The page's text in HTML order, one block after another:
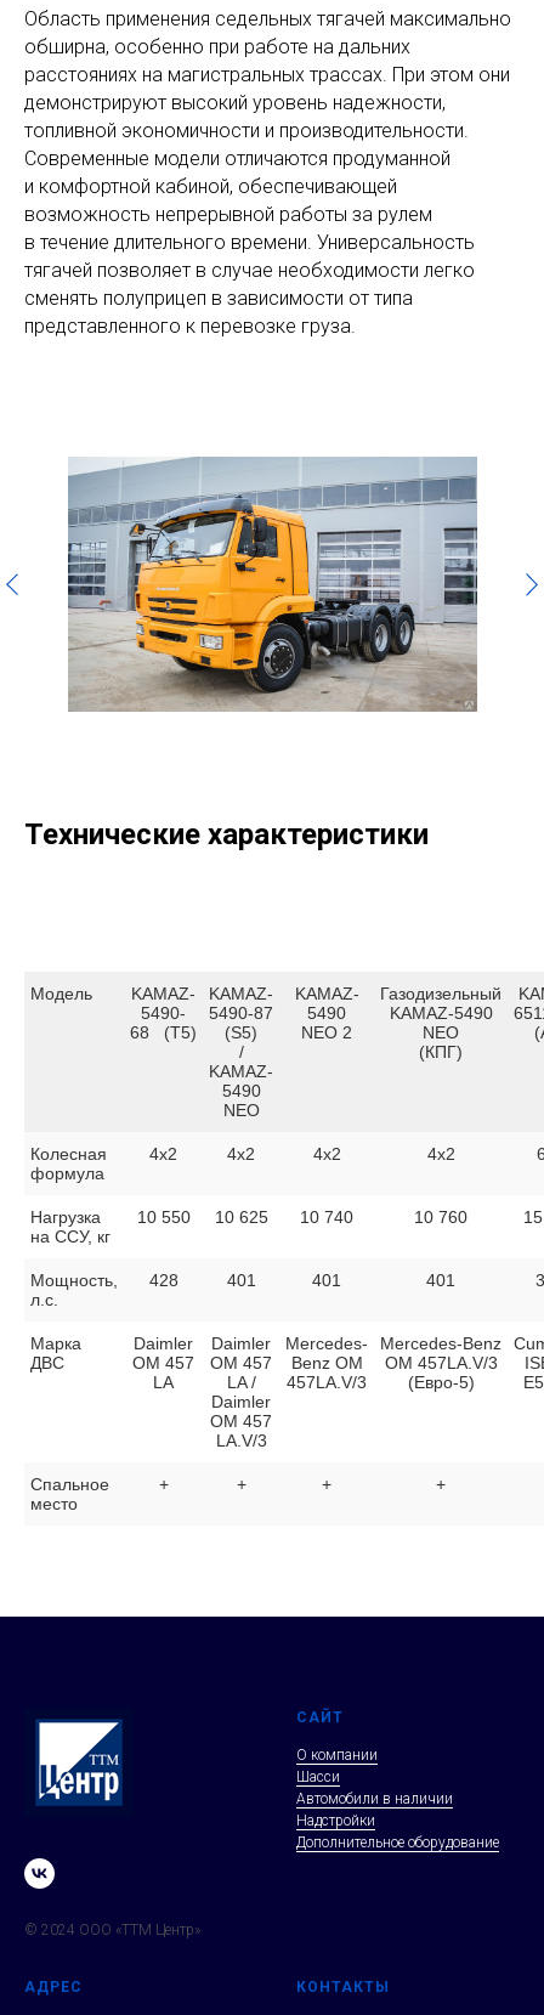
Область применения седельных тягачей максимально
обширна, особенно при работе на дальних
расстояниях на магистральных трассах. При этом они
демонстрируют высокий уровень надежности,
топливной экономичности и производительности.
Современные модели отличаются продуманной
и комфортной кабиной, обеспечивающей
возможность непрерывной работы за рулем
в течение длительного времени. Универсальность
тягачей позволяет в случае необходимости легко
сменять полуприцеп в зависимости от типа
представленного к перевозке груза.
Технические характеристики
Модель
KAMAZ-
5490-
68 (T5)
KAMAZ-
5490-87
(S5)
/
KAMAZ-
5490
NEO
KAMAZ-
5490
NEO 2
Газодизельный
KAMAZ-5490
NEO
(КПГ)
Колесная
формула
4х2 4х2 4х2 4х2
Нагрузка
на ССУ, кг
10 550 10 625 10 740 10 760
Мощность,
л.с.
428 401 401 401
Марка
ДВС
Daimler
OM 457
LA
Daimler
OM 457
LA /
Daimler
OM 457
LA.V/3
Mercedes-
Benz OM
457LA.V/3
Mercedes-Benz
OM 457LA.V/3
(Евро-5)
Спальное
место
+ + + +
© 2024 ООО «ТТМ Центр»
САЙТ
О компании
Шасси
Автомобили в наличии
Надстройки
Дополнительное оборудование
АДРЕС КОНТАКТЫ